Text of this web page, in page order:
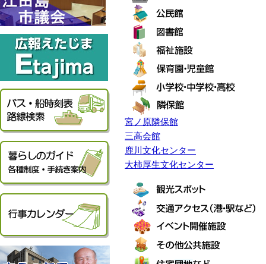
宮ノ原隣保館
三高会館
鹿川文化センター
大柿厚生文化センター